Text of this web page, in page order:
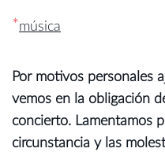
*música
Por motivos personales
vemos en la obligación
concierto. Lamentamos
circunstancia y las